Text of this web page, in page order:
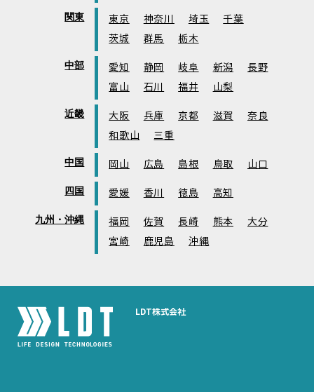
関東 東京 神奈川 埼玉
千葉
茨城
群馬 栃木
中部 愛知 静岡 岐阜 新潟
長野
富山
石川 福井 山梨
近畿 大阪 兵庫 京都 滋賀
奈良
和歌山
三重
中国 岡山 広島 島根 鳥取 山口
四国 愛媛 香川 徳島 高知
九州・沖縄 福岡 佐賀 長崎 熊本
大分
宮崎
鹿児島 沖縄
LDT株式会社